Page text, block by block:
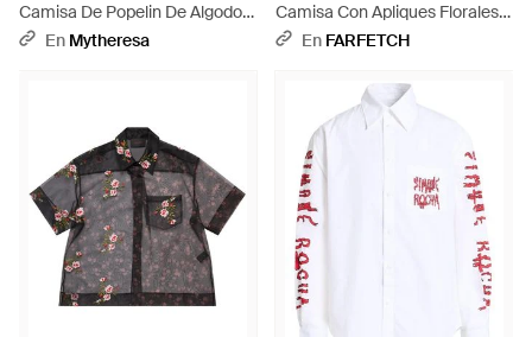
Camisa De Popelin De Algodon
A Rayas Adornada - Azul
En Mytheresa
Camisa Con Apliques Florales -
Negro
En FARFETCH